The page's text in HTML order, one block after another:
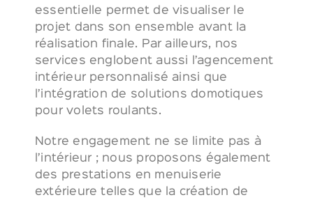
essentielle permet de visualiser le
projet dans son ensemble avant la
réalisation finale. Par ailleurs, nos
services englobent aussi l’agencement
intérieur personnalisé ainsi que
l’intégration de solutions domotiques
pour volets roulants.
Notre engagement ne se limite pas à
l’intérieur ; nous proposons également
des prestations en menuiserie
extérieure telles que la création de